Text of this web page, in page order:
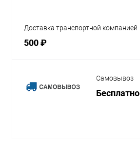
Доставка транспортной компанией
500 ₽
Самовывоз
Бесплатно